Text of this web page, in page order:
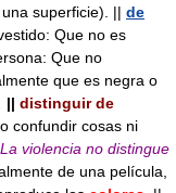
superficie). || de
Que no es
Que no
que es negra o
|| distinguir de
confundir cosas ni
La violencia no distingue
de una película,